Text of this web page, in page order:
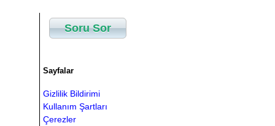
Soru Sor
Sayfalar
Gizlilik Bildirimi
Kullanım Şartları
Çerezler